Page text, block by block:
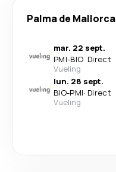
Palma de Mallorca
mar. 22 sept.
PMI-BIO· Direct
Vueling
lun. 28 sept.
BIO-PMI· Direct
Vueling